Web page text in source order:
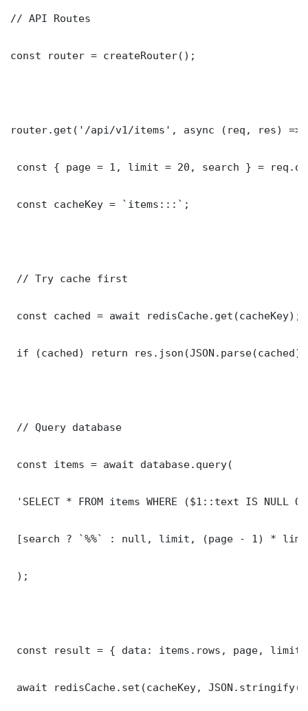
// API Routes
const router = createRouter();
router.get('/api/v1/items', async (req, res) =>
const { page = 1, limit = 20, search } =
const cacheKey = `items:::`;
// Try cache first
const cached = await redisCache.get(cacheKey);
if (cached) return
// Query database
const items = await database.query(
'SELECT * FROM items WHERE ($1::text IS NULL
[search ? `%%` : null, limit, (page - 1) *
);
const result = { data: items.rows, page,
await redisCache.set(cacheKey,